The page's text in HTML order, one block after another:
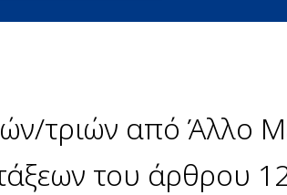
τριών από Άλλο
του άρθρου